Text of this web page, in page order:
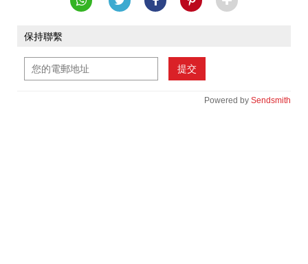
保持聯繫
提交
Powered by Sendsmith